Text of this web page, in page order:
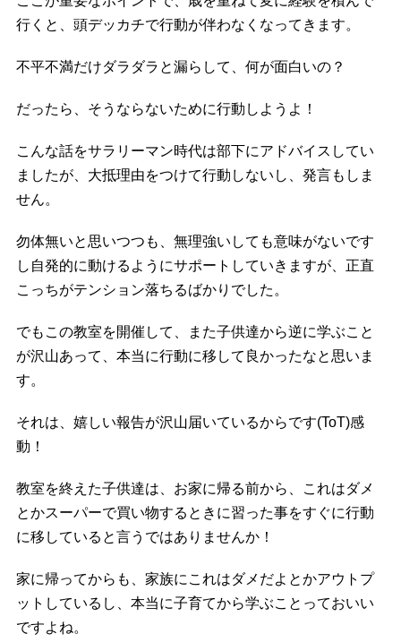
行くと、頭デッカチで行動が伴わなくなってきます。
不平不満だけダラダラと漏らして、何が面白いの？
だったら、そうならないために行動しようよ！
こんな話をサラリーマン時代は部下にアドバイスしてい
ましたが、大抵理由をつけて行動しないし、発言もしま
せん。
勿体無いと思いつつも、無理強いしても意味がないです
し自発的に動けるようにサポートしていきますが、正直
こっちがテンション落ちるばかりでした。
でもこの教室を開催して、また子供達から逆に学ぶこと
が沢山あって、本当に行動に移して良かったなと思いま
す。
それは、嬉しい報告が沢山届いているからです(ToT)感
動！
教室を終えた子供達は、お家に帰る前から、これはダメ
とかスーパーで買い物するときに習った事をすぐに行動
に移していると言うではありませんか！
家に帰ってからも、家族にこれはダメだよとかアウトプ
ットしているし、本当に子育てから学ぶことっておいい
ですよね。